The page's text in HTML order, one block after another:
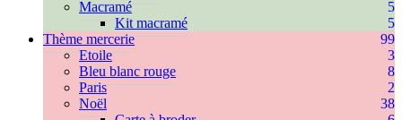
Macramé
5
Kit macramé
5
Thème mercerie
99
Etoile
3
Bleu blanc rouge
8
Paris
2
Noël
38